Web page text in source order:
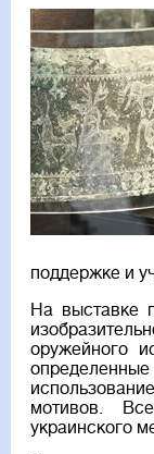
поддержке и
На выставке
оружейного
мотивов.
украинского